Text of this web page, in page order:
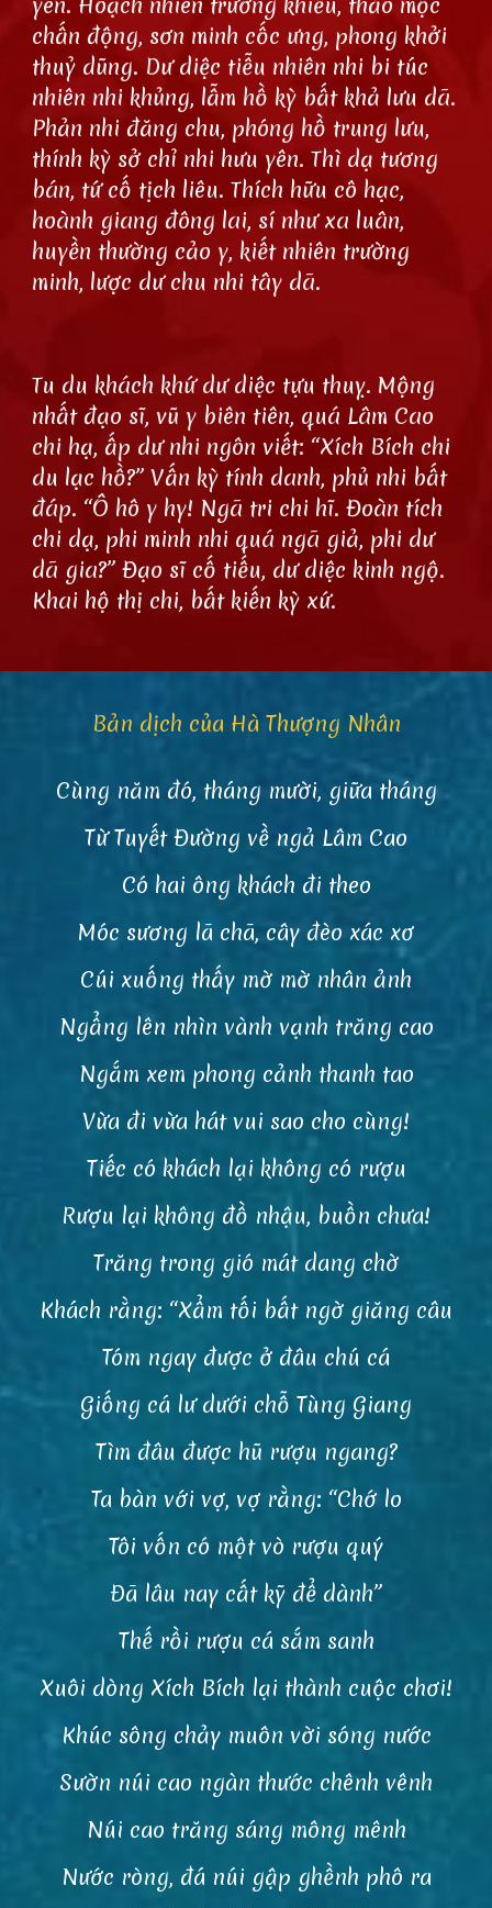
chấn động, sơn minh cốc ưng, phong khởi
thuỷ dũng. Dư diệc tiễu nhiên nhi bi túc
nhiên nhi khủng, lẫm hồ kỳ bất khả lưu dã.
Phản nhi đăng chu, phóng hồ trung lưu,
thính kỳ sở chỉ nhi hưu yên. Thì dạ tương
bán, tứ cố tịch liêu. Thích hữu cô hạc,
hoành giang đông lai, sí như xa luân,
huyền thường cảo y, kiết nhiên trường
minh, lược dư chu nhi tây dã.
Tu du khách khứ dư diệc tựu thuỵ. Mộng
nhất đạo sĩ, vũ y biên tiên, quá Lâm Cao
chi hạ, ấp dư nhi ngôn viết: “Xích Bích chi
du lạc hồ?” Vấn kỳ tính danh, phủ nhi bất
đáp. “Ô hô y hy! Ngã tri chi hĩ. Đoàn tích
chi dạ, phi minh nhi quá ngã giả, phi dư
dã gia?” Đạo sĩ cố tiếu, dư diệc kinh ngộ.
Khai hộ thị chi, bất kiến kỳ xứ.
Bản dịch của Hà Thượng Nhân
Cùng năm đó, tháng mười, giữa tháng
Từ Tuyết Đường về ngả Lâm Cao
Có hai ông khách đi theo
Móc sương lã chã, cây đèo xác xơ
Cúi xuống thấy mờ mờ nhân ảnh
Ngẩng lên nhìn vành vạnh trăng cao
Ngắm xem phong cảnh thanh tao
Vừa đi vừa hát vui sao cho cùng!
Tiếc có khách lại không có rượu
Rượu lại không đồ nhậu, buồn chưa!
Trăng trong gió mát dang chờ
Khách rằng: “Xẩm tối bất ngờ giăng câu
Tóm ngay được ở đâu chú cá
Giống cá lư dưới chỗ Tùng Giang
Tìm đâu được hũ rượu ngang?
Ta bàn với vợ, vợ rằng: “Chớ lo
Tôi vốn có một vò rượu quý
Ðã lâu nay cất kỹ để dành”
Thế rồi rượu cá sắm sanh
Xuôi dòng Xích Bích lại thành cuộc chơi!
Khúc sông chảy muôn vời sóng nước
Sườn núi cao ngàn thước chênh vênh
Núi cao trăng sáng mông mênh
Nước ròng, đá núi gập ghềnh phô ra